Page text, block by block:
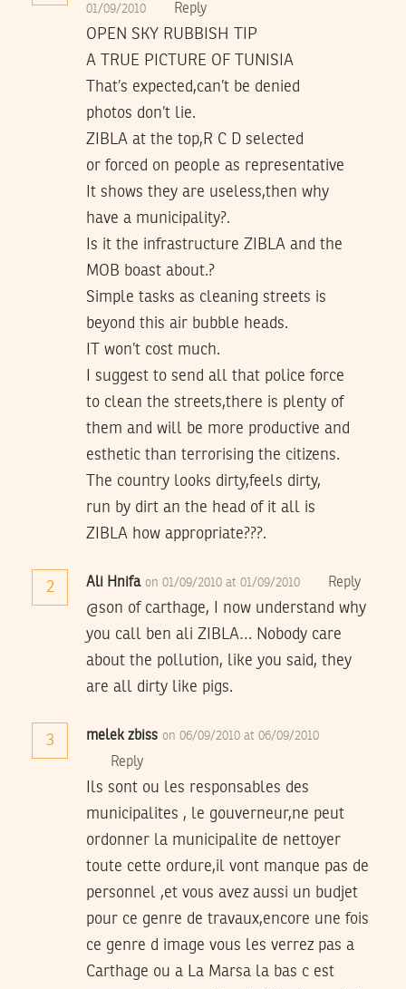
01/09/2010 Reply
OPEN SKY RUBBISH TIP
A TRUE PICTURE OF TUNISIA
That’s expected,can’t be denied
photos don’t lie.
ZIBLA at the top,R C D selected
or forced on people as representative
It shows they are useless,then why
have a municipality?.
Is it the infrastructure ZIBLA and the
MOB boast about.?
Simple tasks as cleaning streets is
beyond this air bubble heads.
IT won’t cost much.
I suggest to send all that police force
to clean the streets,there is plenty of
them and will be more productive and
esthetic than terrorising the citizens.
The country looks dirty,feels dirty,
run by dirt an the head of it all is
ZIBLA how appropriate???.
2 Ali Hnifa on 01/09/2010 at 01/09/2010 Reply
@son of carthage, I now understand why
you call ben ali ZIBLA… Nobody care
about the pollution, like you said, they
are all dirty like pigs.
3 melek zbiss on 06/09/2010 at 06/09/2010
Reply
Ils sont ou les responsables des
municipalites , le gouverneur,ne peut
ordonner la municipalite de nettoyer
toute cette ordure,il vont manque pas de
personnel ,et vous avez aussi un budjet
pour ce genre de travaux,encore une fois
ce genre d image vous les verrez pas a
Carthage ou a La Marsa la bas c est